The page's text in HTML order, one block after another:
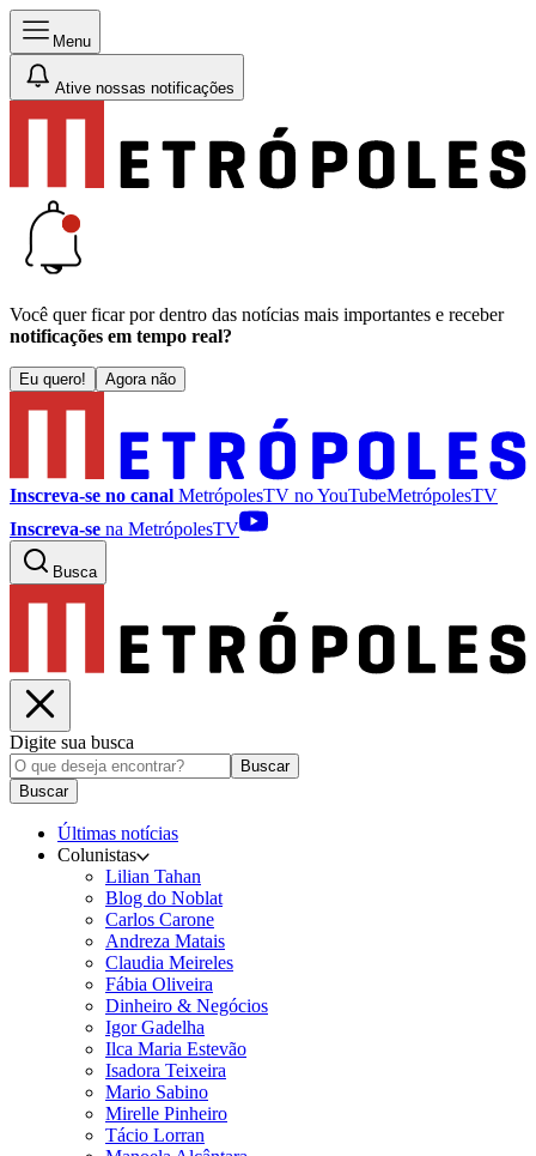
Menu
Ative nossas notificações
Você quer ficar por dentro das notícias mais importantes e receber
notificações em tempo real?
Eu quero! Agora não
Inscreva-se no canal MetrópolesTV noYouTubeMetrópolesTV
Inscreva-se na MetrópolesTV
Busca
Digite sua busca
Buscar
Buscar
Últimas notícias
Colunistas
Lilian Tahan
Blog do Noblat
Carlos Carone
Andreza Matais
Claudia Meireles
Fábia Oliveira
Dinheiro & Negócios
Igor Gadelha
Ilca Maria Estevão
Isadora Teixeira
Mario Sabino
Mirelle Pinheiro
Tácio Lorran